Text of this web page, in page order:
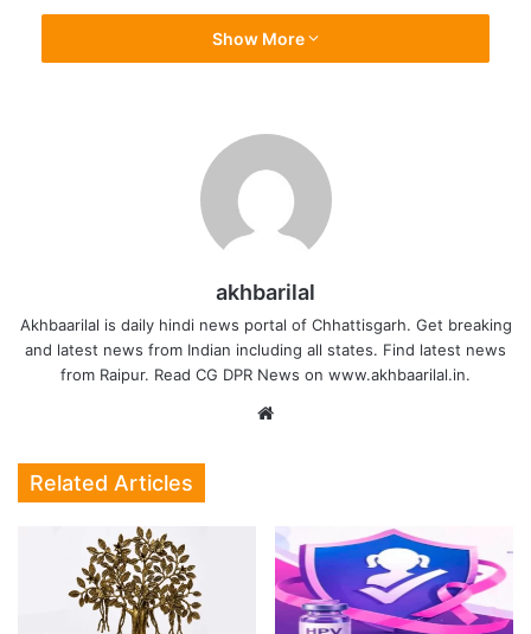
Show More
akhbarilal
Akhbaarilal is daily hindi news portal of Chhattisgarh. Get breaking
and latest news from Indian including all states. Find latest news
from Raipur. Read CG DPR News on www.akhbaarilal.in.
Related Articles